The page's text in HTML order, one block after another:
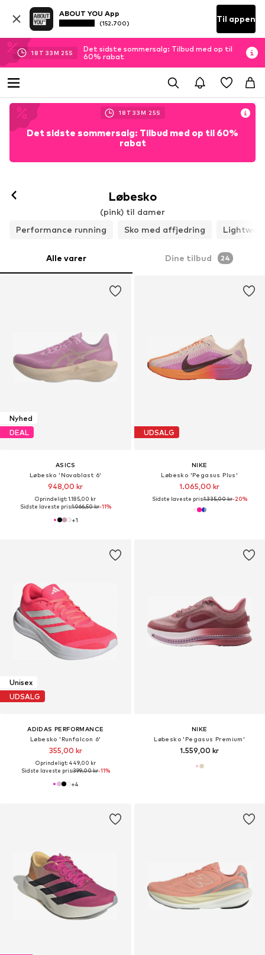
ABOUT YOU App
(152.700) Til appen
18 T 33M 24S
Det sidste sommersalg: Tilbud med op til
60% rabat
18 T 33M 24S
Det sidste sommersalg: Tilbud med op til 60%
rabat
Løbesko
(pink) til damer
Performance running
Sko med affjedring
Alle varer Dine tilbud 24
Nyhed
DEAL
ASICS
Løbesko 'Novablast 6'
948,00 kr
Oprindeligt: 1.185,00 kr
Sidste laveste pris:1.066,50 kr-11%
+1
UDSALG
NIKE
Løbesko 'Pegasus Plus'
1.065,00 kr
Sidste laveste pris:1.335,00 kr-20%
Unisex
UDSALG
ADIDAS PERFORMANCE
Løbesko 'Runfalcon 6'
355,00 kr
Oprindeligt: 449,00 kr
Sidste laveste pris:399,00 kr-11%
+4
NIKE
Løbesko 'Pegasus Premium'
1.559,00 kr